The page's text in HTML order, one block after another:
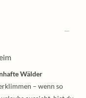
Wälder
– wenn so